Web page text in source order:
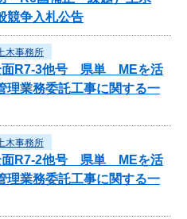
競争入札公告
木事務所
面R7-3他号 県単 MEを活
理業務委託工事に関する一
木事務所
面R7-2他号 県単 MEを活
理業務委託工事に関する一